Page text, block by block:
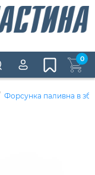
0
Форсунка паливна в